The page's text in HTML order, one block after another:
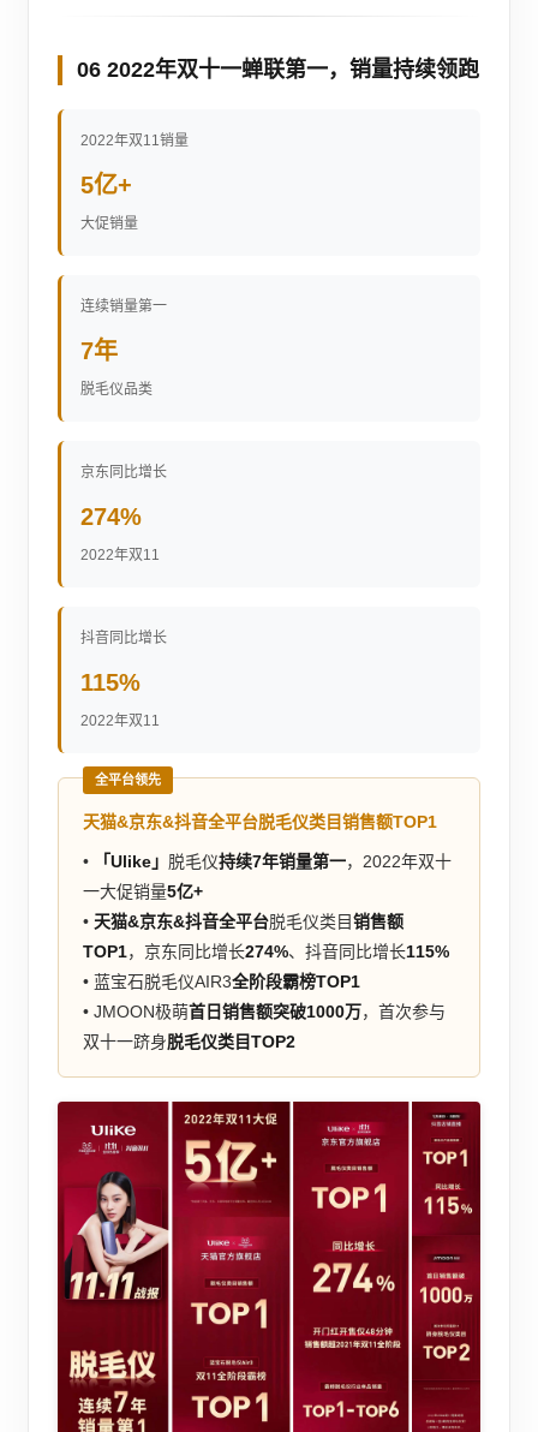
06 2022年双十一蝉联第一，销量持续领跑
2022年双11销量
5亿+
大促销量
连续销量第一
7年
脱毛仪品类
京东同比增长
274%
2022年双11
抖音同比增长
115%
2022年双11
全平台领先
天猫&京东&抖音全平台脱毛仪类目销售额TOP1
• 「Ulike」 脱毛仪持续7年销量第一，2022年双十
一大促销量5亿+
• 天猫&京东&抖音全平台脱毛仪类目销售额
TOP1，京东同比增长274%、抖音同比增长115%
• 蓝宝石脱毛仪AIR3全阶段霸榜TOP1
• JMOON极萌首日销售额突破1000万，首次参与
双十一跻身脱毛仪类目TOP2